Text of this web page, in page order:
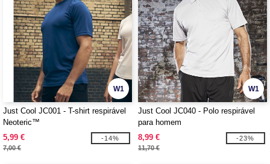
W1
Just Cool JC001 - T-shirt respirável
Neoteric™
5,99 €
7,00 €
-14%
W1
Just Cool JC040 - Polo respirável
para homem
8,99 €
11,70 €
-23%